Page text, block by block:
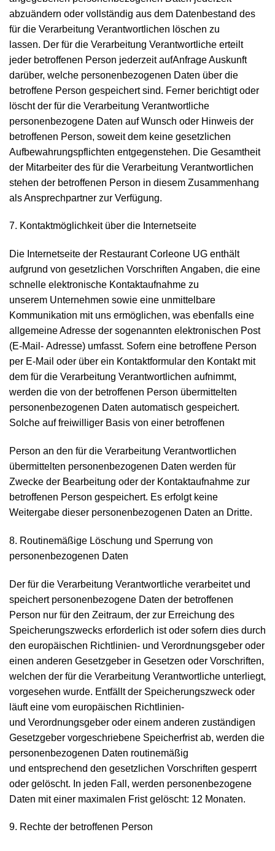
abzuändern oder vollständig aus dem Datenbestand des
für die Verarbeitung Verantwortlichen löschen zu
lassen. Der für die Verarbeitung Verantwortliche erteilt
jeder betroffenen Person jederzeit aufAnfrage Auskunft
darüber, welche personenbezogenen Daten über die
betroffene Person gespeichert sind. Ferner berichtigt oder
löscht der für die Verarbeitung Verantwortliche
personenbezogene Daten auf Wunsch oder Hinweis der
betroffenen Person, soweit dem keine gesetzlichen
Aufbewahrungspflichten entgegenstehen. Die Gesamtheit
der Mitarbeiter des für die Verarbeitung Verantwortlichen
stehen der betroffenen Person in diesem Zusammenhang
als Ansprechpartner zur Verfügung.
7. Kontaktmöglichkeit über die Internetseite
Die Internetseite der Restaurant Corleone UG enthält
aufgrund von gesetzlichen Vorschriften Angaben, die eine
schnelle elektronische Kontaktaufnahme zu
unserem Unternehmen sowie eine unmittelbare
Kommunikation mit uns ermöglichen, was ebenfalls eine
allgemeine Adresse der sogenannten elektronischen Post
(E-Mail- Adresse) umfasst. Sofern eine betroffene Person
per E-Mail oder über ein Kontaktformular den Kontakt mit
dem für die Verarbeitung Verantwortlichen aufnimmt,
werden die von der betroffenen Person übermittelten
personenbezogenen Daten automatisch gespeichert.
Solche auf freiwilliger Basis von einer betroffenen
Person an den für die Verarbeitung Verantwortlichen
übermittelten personenbezogenen Daten werden für
Zwecke der Bearbeitung oder der Kontaktaufnahme zur
betroffenen Person gespeichert. Es erfolgt keine
Weitergabe dieser personenbezogenen Daten an Dritte.
8. Routinemäßige Löschung und Sperrung von
personenbezogenen Daten
Der für die Verarbeitung Verantwortliche verarbeitet und
speichert personenbezogene Daten der betroffenen
Person nur für den Zeitraum, der zur Erreichung des
Speicherungszwecks erforderlich ist oder sofern dies durch
den europäischen Richtlinien- und Verordnungsgeber oder
einen anderen Gesetzgeber in Gesetzen oder Vorschriften,
welchen der für die Verarbeitung Verantwortliche unterliegt,
vorgesehen wurde. Entfällt der Speicherungszweck oder
läuft eine vom europäischen Richtlinien-
und Verordnungsgeber oder einem anderen zuständigen
Gesetzgeber vorgeschriebene Speicherfrist ab, werden die
personenbezogenen Daten routinemäßig
und entsprechend den gesetzlichen Vorschriften gesperrt
oder gelöscht. In jeden Fall, werden personenbezogene
Daten mit einer maximalen Frist gelöscht: 12 Monaten.
9. Rechte der betroffenen Person